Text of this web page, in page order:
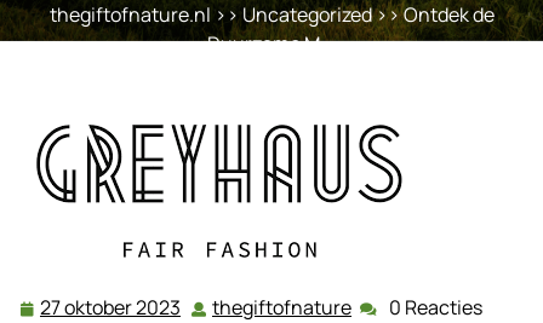
thegiftofnature.nl>>Uncategorized>> Ontdek de
Duurzame M …
27 oktober 2023 27 thegiftofnature thegiftofnature
0 Reacties